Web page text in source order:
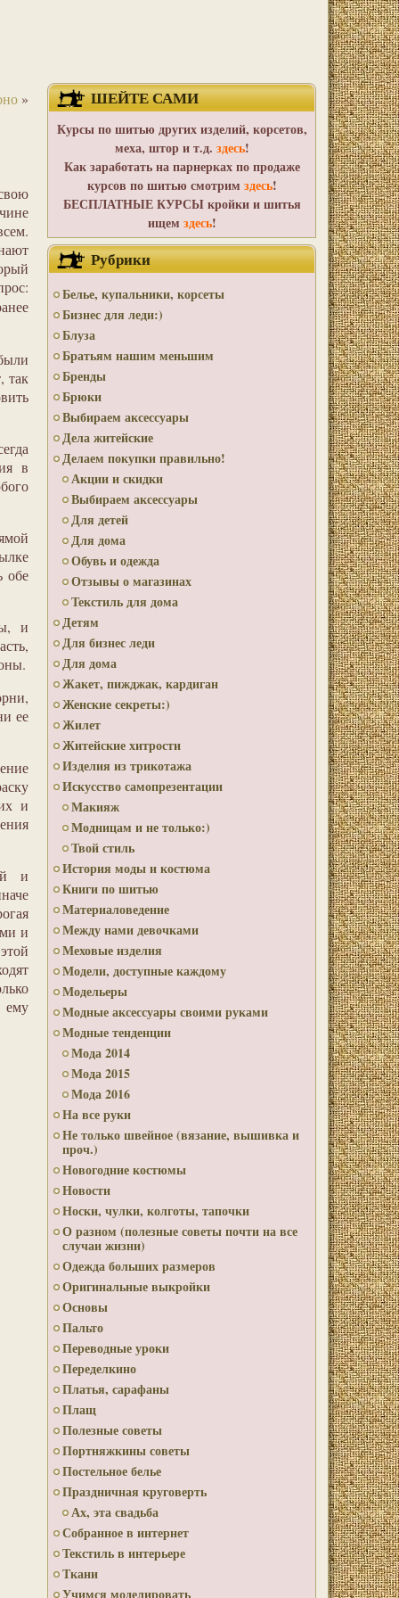
»
так
в
обе
и
ее
и
и
и
ему
ШЕЙТЕ САМИ
Курсы по шитью других изделий, корсетов,
меха, штор и т.д. здесь!
Как заработать на парнерках по продаже
курсов по шитью смотрим здесь!
БЕСПЛАТНЫЕ КУРСЫ кройки и шитья
ищем здесь!
Рубрики
Белье, купальники, корсеты
Бизнес для леди:)
Блуза
Братьям нашим меньшим
Бренды
Брюки
Выбираем аксессуары
Дела житейские
Делаем покупки правильно!
Акции и скидки
Выбираем аксессуары
Для детей
Для дома
Обувь и одежда
Отзывы о магазинах
Текстиль для дома
Детям
Для бизнес леди
Для дома
Жакет, пижджак, кардиган
Женские секреты:)
Жилет
Житейские хитрости
Изделия из трикотажа
Искусство самопрезентации
Макияж
Модницам и не только:)
Твой стиль
История моды и костюма
Книги по шитью
Материаловедение
Между нами девочками
Меховые изделия
Модели, доступные каждому
Модельеры
Модные аксессуары своими руками
Модные тенденции
Мода 2014
Мода 2015
Мода 2016
На все руки
Не только швейное (вязание, вышивка и
проч.)
Новогодние костюмы
Новости
Носки, чулки, колготы, тапочки
О разном (полезные советы почти на все
случаи жизни)
Одежда больших размеров
Оригинальные выкройки
Основы
Пальто
Переводные уроки
Переделкино
Платья, сарафаны
Плащ
Полезные советы
Портняжкины советы
Постельное белье
Праздничная круговерть
Ах, эта свадьба
Собранное в интернет
Текстиль в интерьере
Ткани
Учимся моделировать